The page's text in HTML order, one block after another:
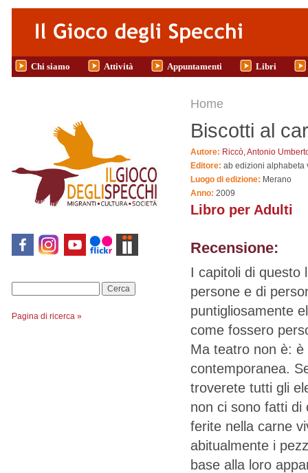
Salta al contenuto principale
Chi siamo Attività Appuntamenti Libri
Pagina di ricerca »
Tu sei qui
Home
Biscotti al
Autore: Riccò, Antonio
Editore: ab edizioni alphabeta
Luogo di edizione: Merano
Anno: 2009
Libro per Adulti
Recensione:
I capitoli di questo
persone e di
puntigliosamente
come fossero
Ma teatro non è: è
contemporanea.
troverete tutti gli
non ci sono fatti di
ferite nella carne
abitualmente i
base alla loro